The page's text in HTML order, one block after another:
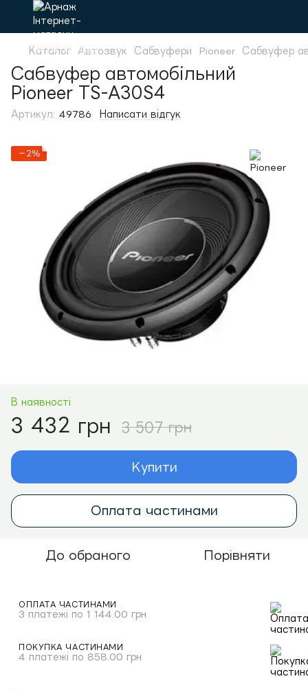
Каталог Автозвук Сабвуфери Pioneer Сабвуфер
Сабвуфер автомобільний
Pioneer TS-A30S4
Артикул: 49786 Написати відгук
−2%
В наявності
3 432 грн 3 507 грн
Купити
Оплата частинами
До обраного Порівняти
ОПЛАТА ЧАСТИНАМИ
3 платежі по 1 144.00 грн
ПОКУПКА ЧАСТИНАМИ
4 платежі по 858.00 грн